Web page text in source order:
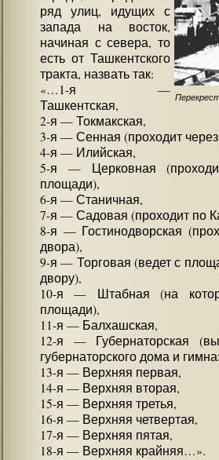
ряд улиц, идущих с
запада на восток,
начиная с севера, то
есть от Ташкентского
тракта, назвать так:
«…1-я —
Ташкентская,
2-я — Токмакская,
3-я — Сенная (проходит
4-я — Илийская,
5-я — Церковная
площади),
6-я — Станичная,
7-я — Садовая (проходит по
8-я — Гостинодворская
двора),
9-я — Торговая (ведет с
двору),
10-я — Штабная (на
площади),
11-я — Балхашская,
12-я — Губернаторская
губернаторского дома и
13-я — Верхняя первая,
14-я — Верхняя вторая,
15-я — Верхняя третья,
16-я — Верхняя четвертая,
17-я — Верхняя пятая,
18-я — Верхняя крайняя…».